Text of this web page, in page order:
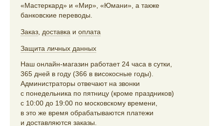
«Мастеркард» и «Мир», «Юмани», а также
банковские переводы.
Заказ доставка и оплата
Защита личных данных
Наш онлайн-магазин работает 24 часа в сутки,
365 дней в году (366 в високосные годы).
Администраторы отвечают на звонки
с понедельника по пятницу (кроме праздников)
с 10:00 до 19:00 по московскому времени,
в это же время обрабатываются платежи
и доставляются заказы.